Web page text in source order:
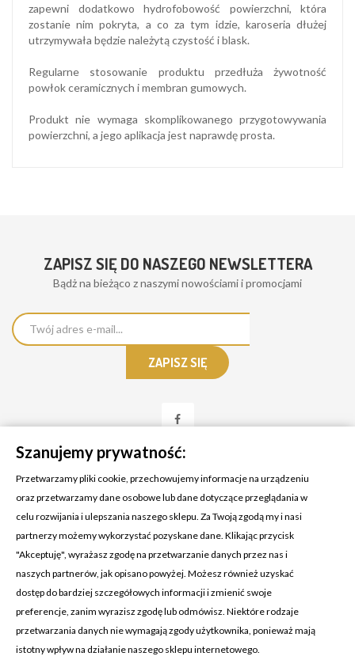
zapewni dodatkowo hydrofobowość powierzchni, która
zostanie nim pokryta, a co za tym idzie, karoseria dłużej
utrzymywała będzie należytą czystość i blask.
Regularne stosowanie produktu przedłuża żywotność
powłok ceramicznych i membran gumowych.
Produkt nie wymaga skomplikowanego przygotowywania
powierzchni, a jego aplikacja jest naprawdę prosta.
ZAPISZ SIĘ DO NASZEGO NEWSLETTERA
Bądż na bieżąco z naszymi nowościami i promocjami
KONTAKT Z NAMI
Adres:
Cosmetic4car
Budzisz 73A
39-200 Dębica
Dominik:
Klaudia: +48 730634730
Szanujemy prywatność:
Przetwarzamy pliki cookie, przechowujemy informacje na urządzeniu
oraz przetwarzamy dane osobowe lub dane dotyczące przeglądania w
celu rozwijania i ulepszania naszego sklepu. Za Twoją zgodą my i nasi
partnerzy możemy wykorzystać pozyskane dane. Klikając przycisk
"Akceptuję", wyrażasz zgodę na przetwarzanie danych przez nas i
naszych partnerów, jak opisano powyżej. Możesz również uzyskać
dostęp do bardziej szczegółowych informacji i zmienić swoje
preferencje, zanim wyrazisz zgodę lub odmówisz. Niektóre rodzaje
przetwarzania danych nie wymagają zgody użytkownika, ponieważ mają
istotny wpływ na działanie naszego sklepu internetowego.